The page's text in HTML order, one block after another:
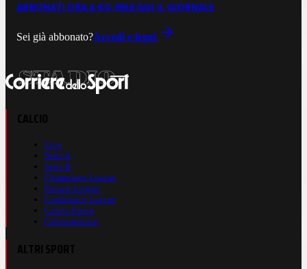
ABBONATI ORA A €0,99LEGGI IL GIORNALE
Sei già abbonato?Accedi e leggi
Live
Serie A
Serie B
Champions League
Europa League
Conference League
Calcio Estero
Calciomercato